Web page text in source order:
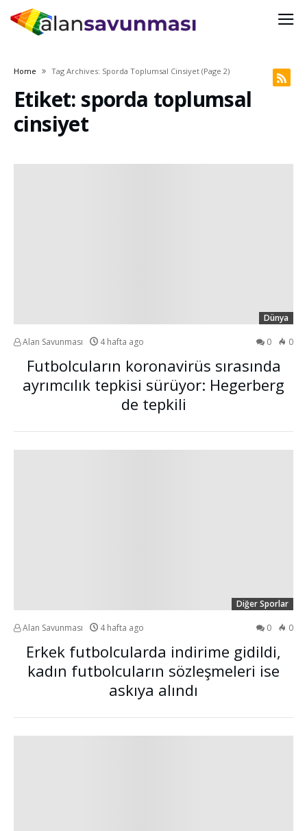
Home Tag Archives: Sporda Toplumsal Cinsiyet (page 2)
Etiket: sporda toplumsal
cinsiyet
Dünya
Alan Savunması 4 hafta ago 0 0
Futbolcuların koronavirüs sırasında
ayrımcılık tepkisi sürüyor: Hegerberg
de tepkili
Diğer Sporlar
Alan Savunması 4 hafta ago 0 0
Erkek futbolcularda indirime gidildi,
kadın futbolcuların sözleşmeleri ise
askıya alındı